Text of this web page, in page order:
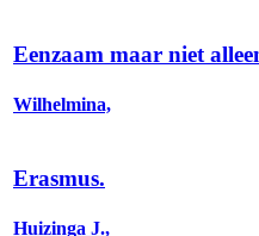
Eenzaam maar niet
Wilhelmina,
Erasmus.
Huizinga J.,